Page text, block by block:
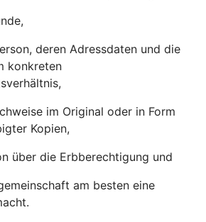
deren Adressdaten und die
konkreten
im Original oder in Form
Kopien,
über die Erbberechtigung und
am besten eine